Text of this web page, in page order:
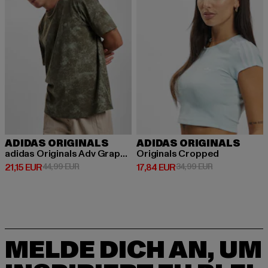
ADIDAS ORIGINALS
adidas Originals Adv Graphic T-Shirt
21,15 EUR
Derzeitiger Preis: 21,15 EUR
44,99 EURAktionspreis: 44,99 EUR
ADIDAS ORIGINALS
Originals Cropped
17,84 EUR
Derzeitiger Preis: 17,84 EUR
34,99 EURAktionspreis:
MELDE DICH AN, UM